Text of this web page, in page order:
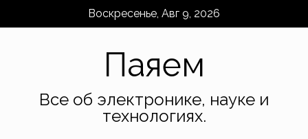
Воскресенье, Авг 9, 2026
Паяем
Все об электронике, науке и
технологиях.